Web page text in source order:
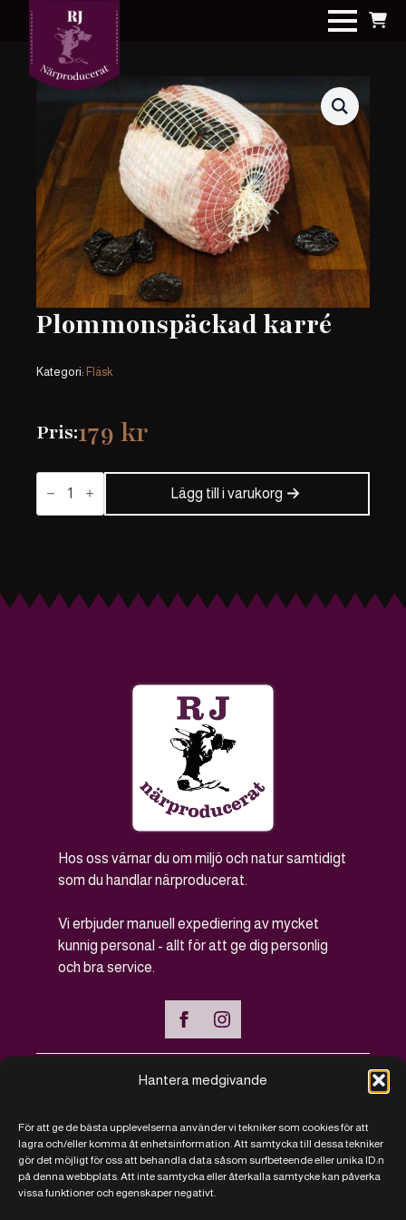
Hantera medgivande
För att ge de bästa upplevelserna använder vi tekniker som cookies för att
lagra och/eller komma åt enhetsinformation. Att samtycka till dessa tekniker
gör det möjligt för oss att behandla data såsom surfbeteende eller unika ID:n
på denna webbplats. Att inte samtycka eller återkalla samtycke kan påverka
vissa funktioner och egenskaper negativt.
Plommonspäckad karré
Kategori: Fläsk
Pris:179 kr
Plommonspäckad
karré
Lägg till i varukorg
Hos oss värnar du om miljö och natur samtidigt
som du handlar närproducerat.
Vi erbjuder manuell expediering av mycket
kunnig personal - allt för att ge dig personlig
och bra service.
Vanliga frågor - FAQ
Kontakt
Köpvillkor